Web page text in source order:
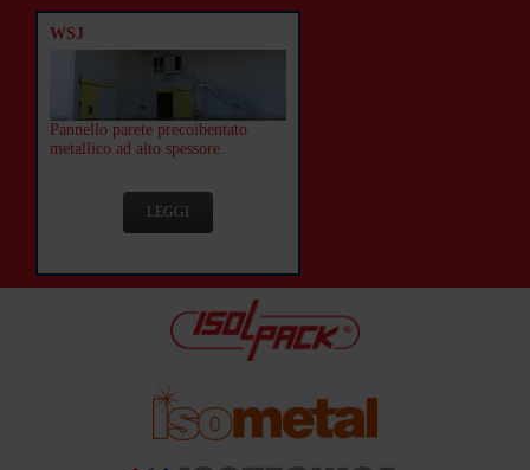
WSJ
Pannello parete precoibentato
metallico ad alto spessore.
LEGGI